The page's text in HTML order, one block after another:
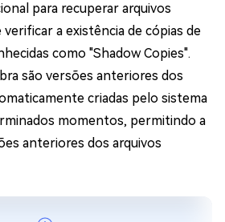
para recuperar arquivos
a existência de cópias de
como "Shadow Copies".
são versões anteriores dos
criadas pelo sistema
momentos, permitindo a
anteriores dos arquivos